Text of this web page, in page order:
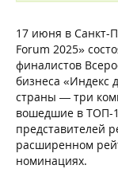
17 июня в Санкт-
Forum 2025»
финалистов
бизнеса «Индекс
страны — три
вошедшие в ТОП-
представителей
расширенном
номинациях.